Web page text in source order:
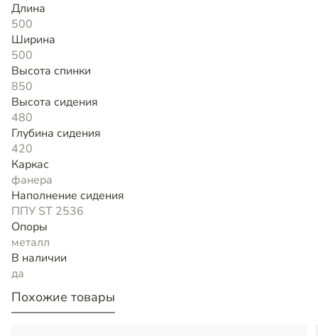
Длина
500
Ширина
500
Высота спинки
850
Высота сидения
480
Глубина сидения
420
Каркас
фанера
Наполнение сидения
ППУ ST 2536
Опоры
металл
В наличии
да
Похожие товары